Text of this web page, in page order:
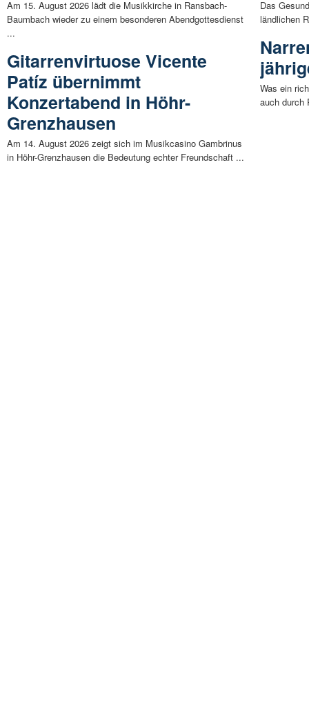
Am 15. August 2026 lädt die Musikkirche in Ransbach-
Baumbach wieder zu einem besonderen Abendgottesdienst
...
Gitarrenvirtuose Vicente
Patíz übernimmt
Konzertabend in Höhr-
Grenzhausen
Am 14. August 2026 zeigt sich im Musikcasino Gambrinus
in Höhr-Grenzhausen die Bedeutung echter Freundschaft ...
Das
ländlichen
Was ein
auch durch